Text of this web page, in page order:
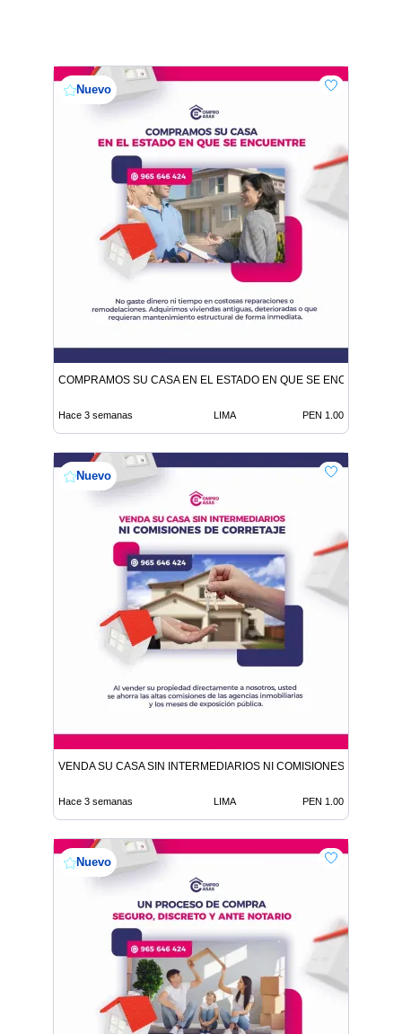
Nuevo
COMPRAMOS SU CASA EN EL ESTADO EN QUE SE ENCUENTRE
Hace 3 semanas LIMA PEN 1.00
Nuevo
VENDA SU CASA SIN INTERMEDIARIOS NI COMISIONES DE
Hace 3 semanas LIMA PEN 1.00
Nuevo